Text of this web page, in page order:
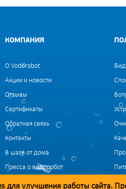
КОМПАНИЯ
О Vodorobot
Акции и новости
Отзывы
Сертификаты
Обратная связь
Контакты
В шаге от дома
Пресса о водоробот
для улучшения работы сайта.